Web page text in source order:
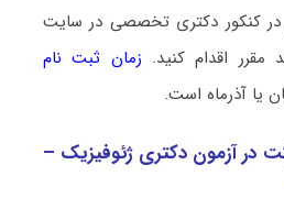
کنکور دکتری تخصصی در سایت
اقدام کنید. زمان ثبت نام
یا آذرماه است.
در آزمون دکتری ژﺋﻮﻓﻴﺰیک –